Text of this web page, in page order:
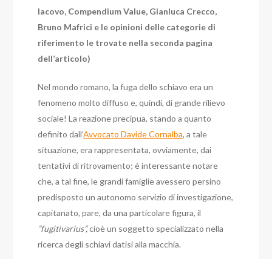
Iacovo, Compendium Value, Gianluca Crecco,
Bruno Mafrici e le opinioni delle categorie di
riferimento le trovate nella seconda pagina
dell’articolo)
Nel mondo romano, la fuga dello schiavo era un
fenomeno molto diffuso e, quindi, di grande rilievo
sociale!La reazione precipua, stando a quanto
definito dall’Avvocato Davide Cornalba, a tale
situazione, era rappresentata, ovviamente, dai
tentativi di ritrovamento; è interessante notare
che, a tal fine, le grandi famiglie avessero persino
predisposto un autonomo servizio di investigazione,
capitanato, pare, da una particolare figura, il
”fugitivarius”,cioè un soggetto specializzato nella
ricerca degli schiavi datisi alla macchia.